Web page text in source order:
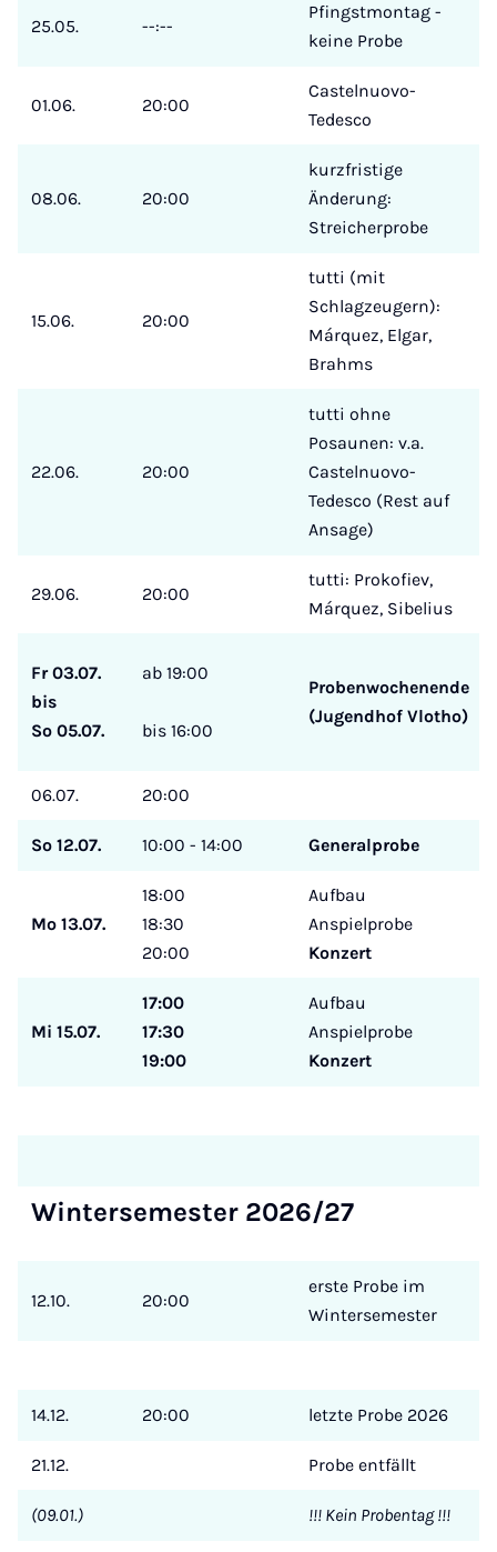
25.05. --:--
Pfingstmontag -
keine Probe
01.06. 20:00
Castelnuovo-
Tedesco
08.06. 20:00
kurzfristige
Änderung:
Streicherprobe
15.06. 20:00
tutti (mit
Schlagzeugern):
Márquez, Elgar,
Brahms
22.06. 20:00
tutti ohne
Posaunen: v.a.
Castelnuovo-
Tedesco (Rest auf
Ansage)
29.06. 20:00
tutti: Prokofiev,
Márquez, Sibelius
Fr 03.07.
bis
So 05.07.
ab 19:00
bis 16:00
Probenwochenende
(Jugendhof Vlotho)
06.07. 20:00
So 12.07. 10:00 - 14:00 Generalprobe
Mo 13.07.
18:00
18:30
20:00
Aufbau
Anspielprobe
Konzert
Mi 15.07.
17:00
17:30
19:00
Aufbau
Anspielprobe
Konzert
Wintersemester 2026/27
12.10. 20:00
erste Probe im
Wintersemester
14.12. 20:00 letzte Probe 2026
21.12. Probe entfällt
(09.01.) !!! Kein Probentag !!!